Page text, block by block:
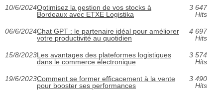
10/6/2024Optimisez la gestion de vos stocks à
Bordeaux avec ETXE Logistika
3 647
Hits
06/6/2024Chat GPT : le partenaire idéal pour améliorer
votre productivité au quotidien
4 697
Hits
15/8/2023Les avantages des plateformes logistiques
dans le commerce électronique
3 574
Hits
19/6/2023Comment se former efficacement à la vente
pour booster ses performances
3 490
Hits